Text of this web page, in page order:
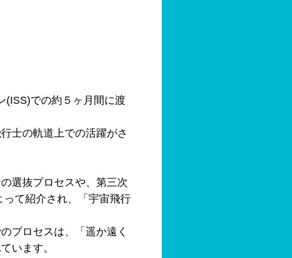
(ISS)での約５ヶ月間に渡
士の軌道上での活躍がさ
選抜プロセスや、第三次
て紹介され、「宇宙飛行
プロセスは、「遥か遠く
います。